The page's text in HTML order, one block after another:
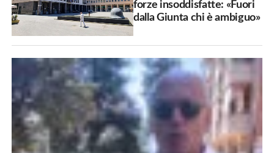
forze insoddisfatte: «Fuori
dalla Giunta chi è ambiguo»